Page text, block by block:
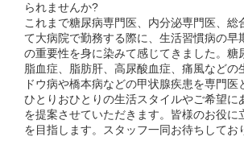
られませんか?
これまで糖尿病専門医、内分泌専門医、総
て大病院で勤務する際に、生活習慣病の早
の重要性を身に染みて感じてきました。糖
脂血症、脂肪肝、高尿酸血症、痛風などの
ドウ病や橋本病などの甲状腺疾患を専門医
ひとりおひとりの生活スタイルやご希望に
を提案させていただきます。皆様のお役に
を目指します。スタッフ一同お待ちしてお